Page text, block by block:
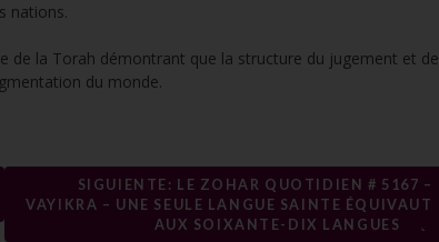
nations.
de la Torah démontrant que la structure du jugement et de
du monde.
SIGUIENTE: LE ZOHAR QUOTIDIEN # 5167 –
VAYIKRA – UNE SEULE LANGUE SAINTE ÉQUIVAUT
AUX SOIXANTE-DIX LANGUES
→